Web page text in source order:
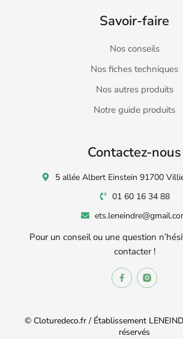
Savoir-faire
Nos conseils
Nos fiches techniques
Nos autres produits
Notre guide produits
Contactez-nous
5 allée Albert Einstein 91700
01 60 16 34 88
Pour un conseil ou une question
contacter !
© Cloturedeco.fr / Établissement
réservés